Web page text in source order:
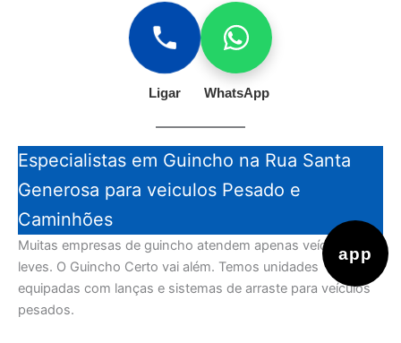
app
Ligar WhatsApp
Especialistas em Guincho na Rua Santa
Generosa para veiculos Pesado e
Caminhões
Muitas empresas de guincho atendem apenas veículos
leves. O Guincho Certo vai além. Temos unidades
equipadas com lanças e sistemas de arraste para veículos
pesados.